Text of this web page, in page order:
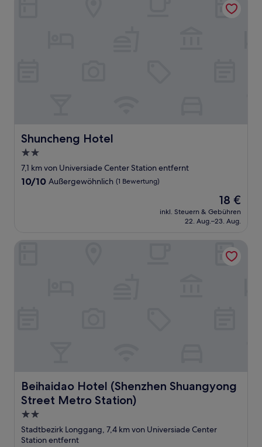
Shuncheng Hotel
Shuncheng Hotel
2.0-
Sterne-
Unterkunft
7,1 km von Universiade Center Station entfernt
10.0
10/10 Außergewöhnlich (1 Bewertung)
Der
Preis
beträgt
18 €
inkl. Steuern & Gebühren
22. Aug.–23. Aug.
Beihaidao Hotel (Shenzhen Shuangyong
Street Metro Station)
Beihaidao Hotel (Shenzhen Shuangyong Street Metro
2.0-
Sterne-
Unterkunft
Stadtbezirk Longgang, 7,4 km von Universiade Center
Station entfernt
Beihaidao Hotel (Shenzhen Shuangyong Street Metro